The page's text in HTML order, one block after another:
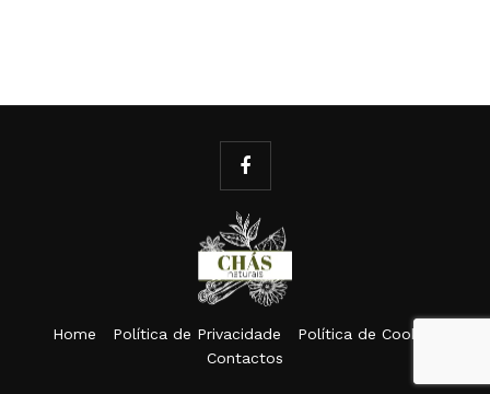
Home Política de Privacidade
Política de Cookies
Contactos